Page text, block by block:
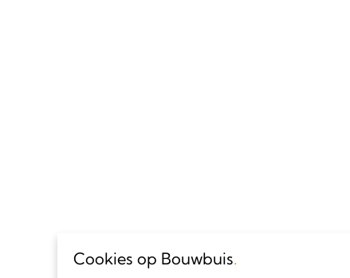
Cookies op Bouwbuis.